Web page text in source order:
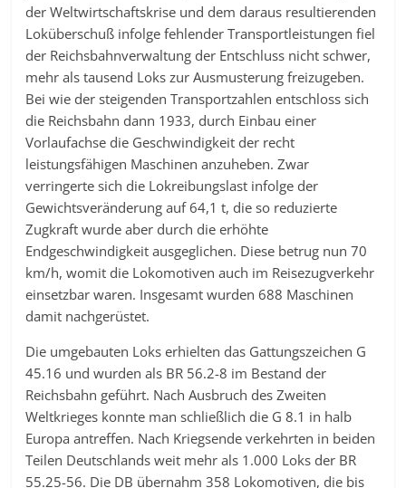
der Weltwirtschaftskrise und dem daraus resultierenden
Loküberschuß infolge fehlender Transportleistungen fiel
der Reichsbahnverwaltung der Entschluss nicht schwer,
mehr als tausend Loks zur Ausmusterung freizugeben.
Bei wie der steigenden Transportzahlen entschloss sich
die Reichsbahn dann 1933, durch Einbau einer
Vorlaufachse die Geschwindigkeit der recht
leistungsfähigen Maschinen anzuheben. Zwar
verringerte sich die Lokreibungslast infolge der
Gewichtsveränderung auf 64,1 t, die so reduzierte
Zugkraft wurde aber durch die erhöhte
Endgeschwindigkeit ausgeglichen. Diese betrug nun 70
km/h, womit die Lokomotiven auch im Reisezugverkehr
einsetzbar waren. Insgesamt wurden 688 Maschinen
damit nachgerüstet.
Die umgebauten Loks erhielten das Gattungszeichen G
45.16 und wurden als BR 56.2-8 im Bestand der
Reichsbahn geführt. Nach Ausbruch des Zweiten
Weltkrieges konnte man schließlich die G 8.1 in halb
Europa antreffen. Nach Kriegsende verkehrten in beiden
Teilen Deutschlands weit mehr als 1.000 Loks der BR
55.25-56. Die DB übernahm 358 Lokomotiven, die bis